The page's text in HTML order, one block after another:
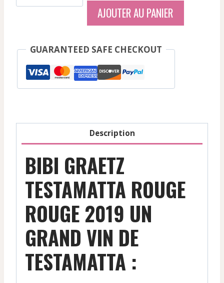
Testamatta
Rouge
AJOUTER AU PANIER
GUARANTEED SAFE CHECKOUT
Description
BIBI GRAETZ
TESTAMATTA ROUGE
ROUGE 2019 UN
GRAND VIN DE
TESTAMATTA :